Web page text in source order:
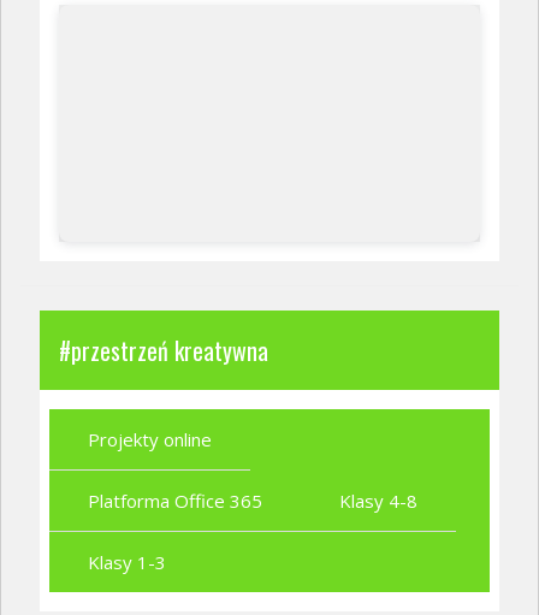
#przestrzeń kreatywna
Projekty online
Platforma Office 365 Klasy 4-8
Klasy 1-3